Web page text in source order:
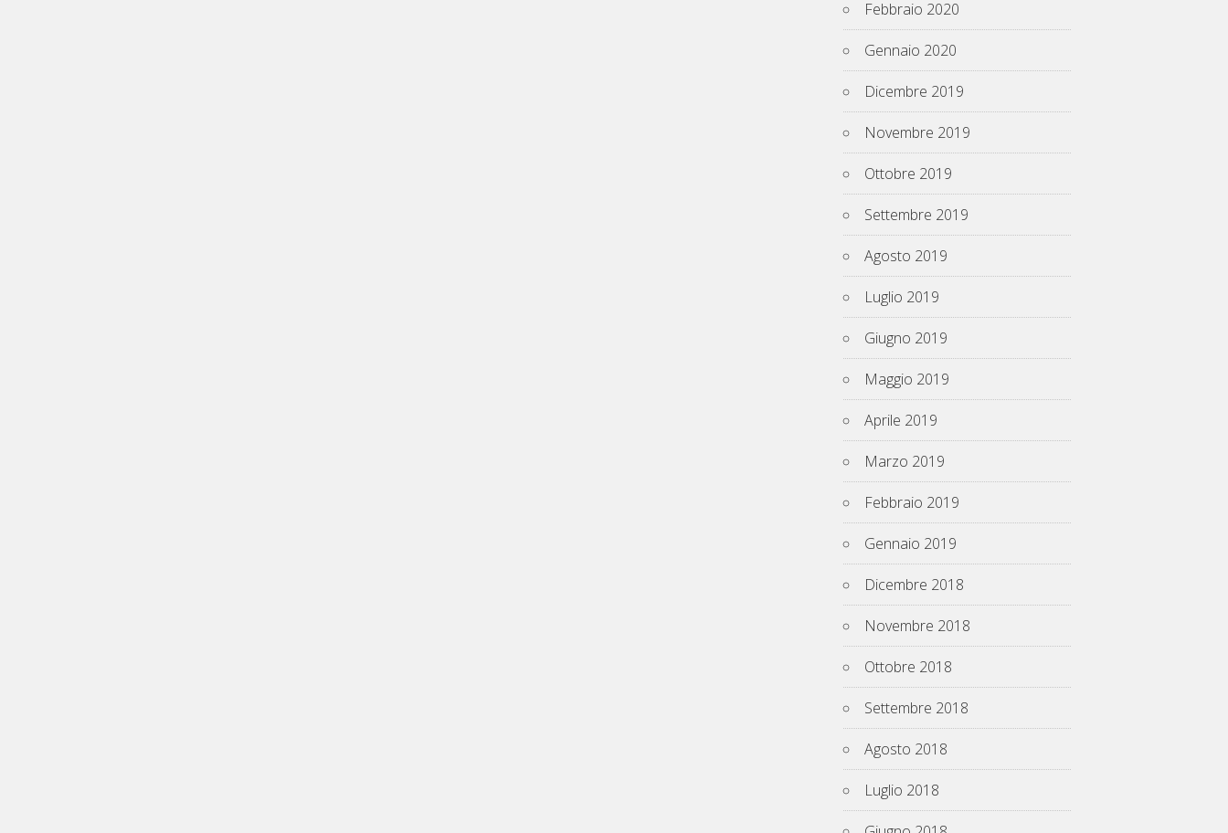
Febbraio 2020
Gennaio 2020
Dicembre 2019
Novembre 2019
Ottobre 2019
Settembre 2019
Agosto 2019
Luglio 2019
Giugno 2019
Maggio 2019
Aprile 2019
Marzo 2019
Febbraio 2019
Gennaio 2019
Dicembre 2018
Novembre 2018
Ottobre 2018
Settembre 2018
Agosto 2018
Luglio 2018